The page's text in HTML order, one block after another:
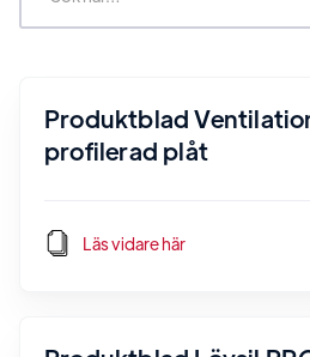
Produktblad
profilerad plåt
Läs vidare här